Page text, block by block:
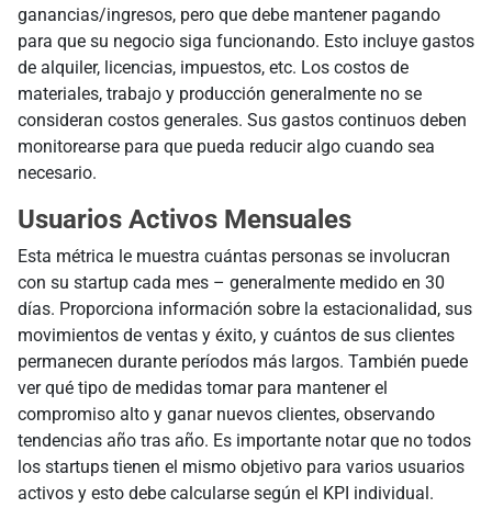
ganancias/ingresos, pero que debe mantener pagando
para que su negocio siga funcionando. Esto incluye gastos
de alquiler, licencias, impuestos, etc. Los costos de
materiales, trabajo y producción generalmente no se
consideran costos generales. Sus gastos continuos deben
monitorearse para que pueda reducir algo cuando sea
necesario.
Usuarios Activos Mensuales
Esta métrica le muestra cuántas personas se involucran
con su startup cada mes – generalmente medido en 30
días. Proporciona información sobre la estacionalidad, sus
movimientos de ventas y éxito, y cuántos de sus clientes
permanecen durante períodos más largos. También puede
ver qué tipo de medidas tomar para mantener el
compromiso alto y ganar nuevos clientes, observando
tendencias año tras año. Es importante notar que no todos
los startups tienen el mismo objetivo para varios usuarios
activos y esto debe calcularse según el KPI individual.